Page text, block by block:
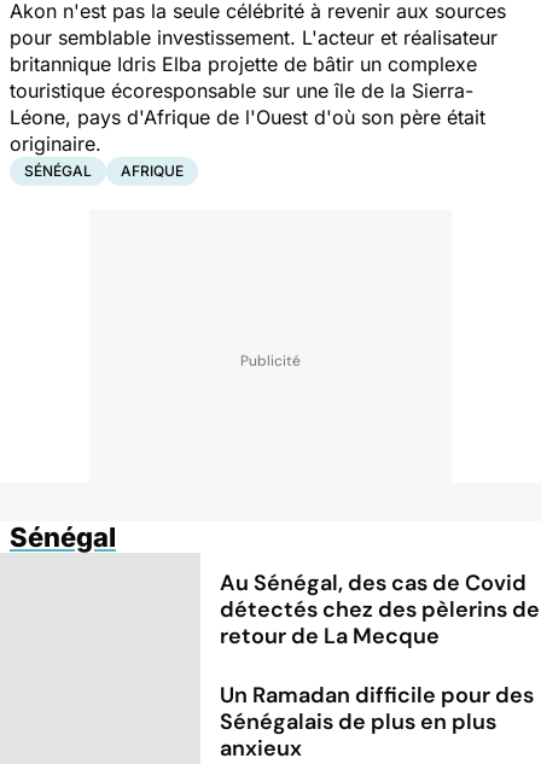
Akon n'est pas la seule célébrité à revenir aux sources
pour semblable investissement. L'acteur et réalisateur
britannique Idris Elba projette de bâtir un complexe
touristique écoresponsable sur une île de la Sierra-
Léone, pays d'Afrique de l'Ouest d'où son père était
originaire.
SÉNÉGAL AFRIQUE
Sénégal
Au Sénégal, des cas de Covid
détectés chez des pèlerins de
retour de La Mecque
Un Ramadan difficile pour des
Sénégalais de plus en plus
anxieux